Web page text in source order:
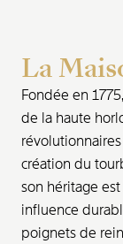
La
Fondée en
de la haute
création du
son héritage
influence
poignets de